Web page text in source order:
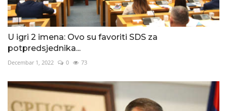
U igri 2 imena: Ovo su favoriti SDS za
potpredsjednika...
Decembar 1, 2022 0 73